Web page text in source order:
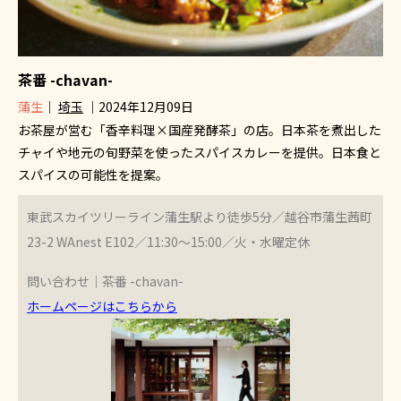
茶番 -chavan-
蒲生 ｜ 埼玉 ｜2024年12月09日
お茶屋が営む「香辛料理×国産発酵茶」の店。日本茶を煮出した
チャイや地元の旬野菜を使ったスパイスカレーを提供。日本食と
スパイスの可能性を提案。
東武スカイツリーライン蒲生駅より徒歩5分／越谷市蒲生茜町
23-2 WAnest E102／11:30～15:00／火・水曜定休
問い合わせ｜茶番 -chavan-
ホームページはこちらから